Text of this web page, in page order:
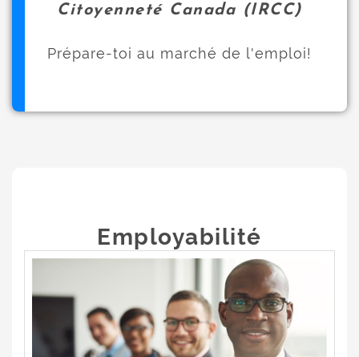
Citoyenneté Canada (IRCC)
Prépare-toi au marché de l'emploi!
Employabilité